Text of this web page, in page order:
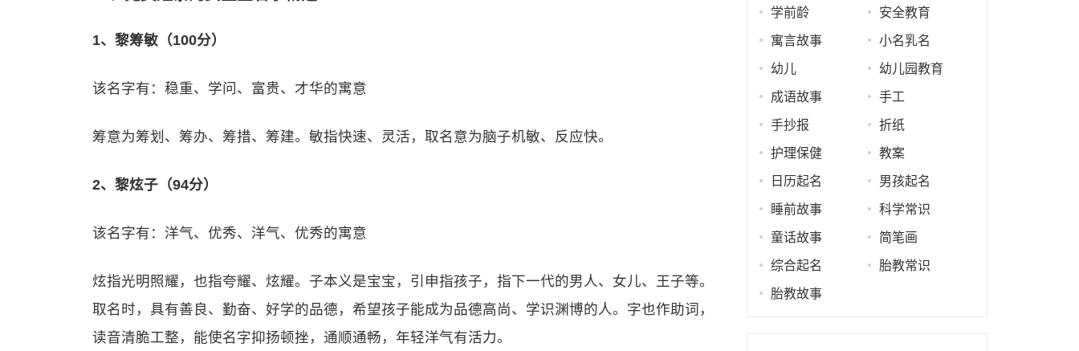
1、黎筹敏（100分）
该名字有：稳重、学问、富贵、才华的寓意
筹意为筹划、筹办、筹措、筹建。敏指快速、灵活，取名意为脑子机敏、反应快。
2、黎炫子（94分）
该名字有：洋气、优秀、洋气、优秀的寓意
炫指光明照耀，也指夸耀、炫耀。子本义是宝宝，引申指孩子，指下一代的男人、女儿、王子等。
取名时，具有善良、勤奋、好学的品德，希望孩子能成为品德高尚、学识渊博的人。字也作助词，
读音清脆工整，能使名字抑扬顿挫，通顺通畅，年轻洋气有活力。
学前龄 安全教育
寓言故事 小名乳名
幼儿 幼儿园教育
成语故事 手工
手抄报 折纸
护理保健 教案
日历起名 男孩起名
睡前故事 科学常识
童话故事 简笔画
综合起名 胎教常识
胎教故事